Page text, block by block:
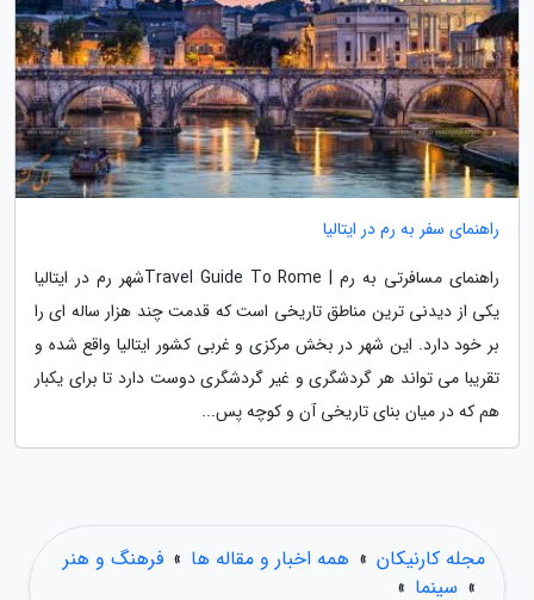
راهنمای سفر به رم در ایتالیا
راهنمای مسافرتی به رم | Travel Guide To Romeشهر رم در ایتالیا
یکی از دیدنی ترین مناطق تاریخی است که قدمت چند هزار ساله ای را
بر خود دارد. این شهر در بخش مرکزی و غربی کشور ایتالیا واقع شده و
تقریبا می تواند هر گردشگری و غیر گردشگری دوست دارد تا برای یکبار
هم که در میان بنای تاریخی آن و کوچه پس...
مجله کارنیکان » همه اخبار و مقاله ها » فرهنگ و هنر
» سینما »